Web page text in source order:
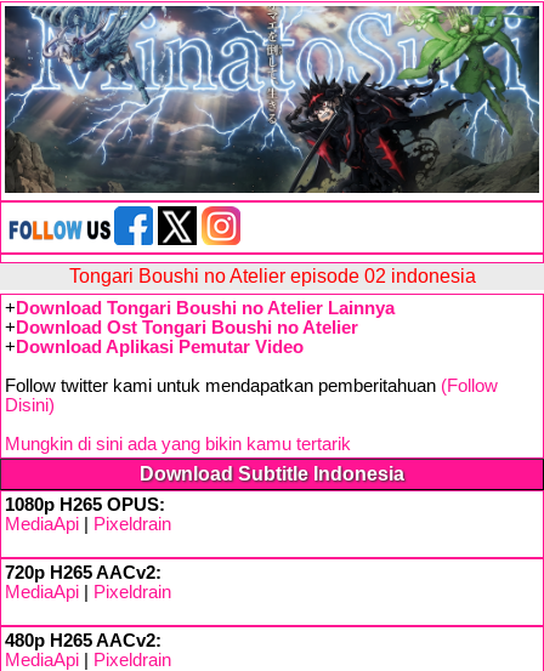
Tongari Boushi no Atelier episode 02 indonesia
+ Download Tongari Boushi no Atelier Lainnya
+ Download Ost Tongari Boushi no Atelier
+ Download Aplikasi Pemutar Video
Follow twitter kami untuk mendapatkan pemberitahuan (Follow
Disini)
Mungkin di sini ada yang bikin kamu tertarik
Download Subtitle Indonesia
1080p H265 OPUS:
MediaApi
Pixeldrain
720p H265 AACv2:
MediaApi
Pixeldrain
480p H265 AACv2:
MediaApi
Pixeldrain